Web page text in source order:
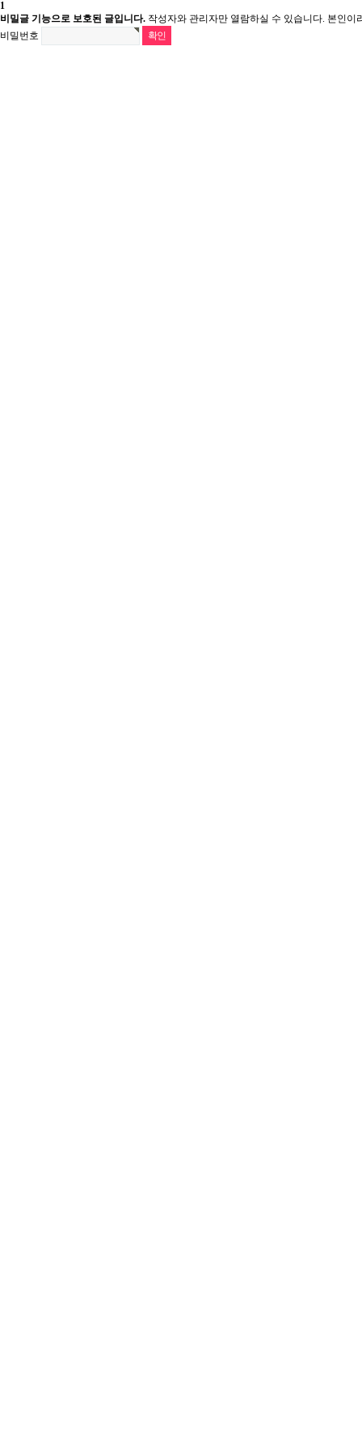
1
비밀글 기능으로 보호된 글입니다. 작성자와 관리자만 열람하실 수 있습니다. 본인이
비밀번호